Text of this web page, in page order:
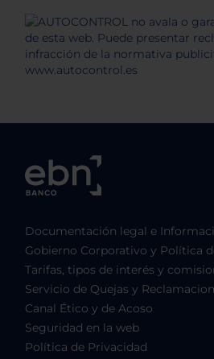
Documentación legal e
Gobierno Corporativo y Política
Tarifas, tipos de interés y
Servicio de Quejas y
Canal Ético y de Acoso
Seguridad en la web
Política de Privacidad